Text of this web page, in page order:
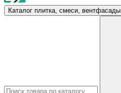
Каталог плитка, смеси, вентфасады